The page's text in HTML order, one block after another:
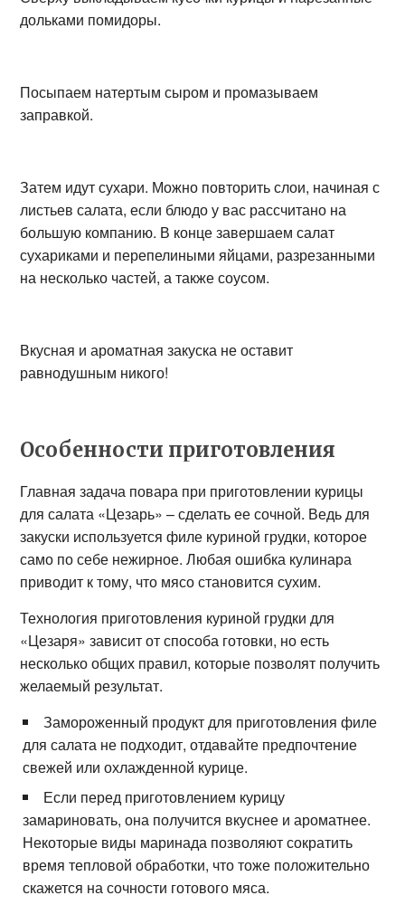
дольками помидоры.
Посыпаем натертым сыром и промазываем
заправкой.
Затем идут сухари. Можно повторить слои, начиная с
листьев салата, если блюдо у вас рассчитано на
большую компанию. В конце завершаем салат
сухариками и перепелиными яйцами, разрезанными
на несколько частей, а также соусом.
Вкусная и ароматная закуска не оставит
равнодушным никого!
Особенности приготовления
Главная задача повара при приготовлении курицы
для салата «Цезарь» – сделать ее сочной. Ведь для
закуски используется филе куриной грудки, которое
само по себе нежирное. Любая ошибка кулинара
приводит к тому, что мясо становится сухим.
Технология приготовления куриной грудки для
«Цезаря» зависит от способа готовки, но есть
несколько общих правил, которые позволят получить
желаемый результат.
Замороженный продукт для приготовления филе
для салата не подходит, отдавайте предпочтение
свежей или охлажденной курице.
Если перед приготовлением курицу
замариновать, она получится вкуснее и ароматнее.
Некоторые виды маринада позволяют сократить
время тепловой обработки, что тоже положительно
скажется на сочности готового мяса.